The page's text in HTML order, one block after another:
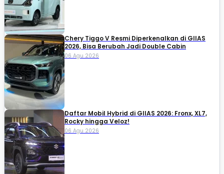
Chery Tiggo V Resmi Diperkenalkan di GIIAS
2026, Bisa Berubah Jadi Double Cabin
06 Agu 2026
Daftar Mobil Hybrid di GIIAS 2026: Fronx, XL7,
Rocky hingga Veloz!
06 Agu 2026